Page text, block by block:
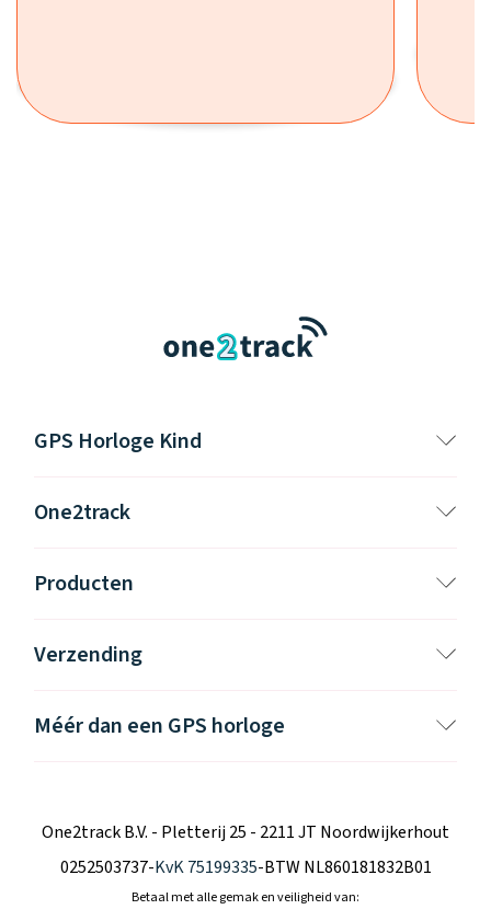
GPS Horloge Kind
One2track
Producten
Verzending
Méér dan een GPS horloge
Betaal met alle gemak en veiligheid van:
One2track B.V. - Pletterij 25 - 2211 JT Noordwijkerhout
0252503737-KvK 75199335-BTW NL860181832B01